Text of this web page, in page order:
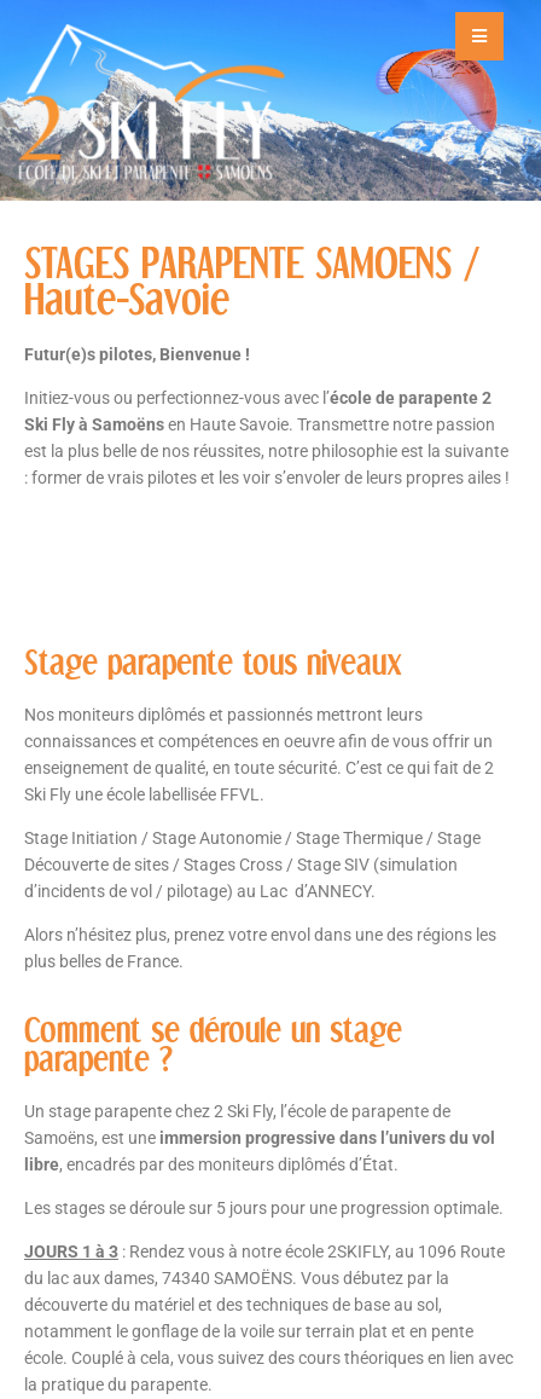
STAGES PARAPENTE SAMOENS /
Haute-Savoie
Futur(e)s pilotes, Bienvenue !
Initiez-vous ou perfectionnez-vous avec l’école de parapente 2
Ski Fly à Samoënsen Haute Savoie. Transmettre notre passion
est la plus belle de nos réussites, notre philosophie est la suivante
: former de vrais pilotes et les voir s’envoler de leurs propres ailes !
Stage parapente tous niveaux
Nos moniteurs diplômés et passionnés mettront leurs
connaissances et compétences en oeuvre afin de vous offrir un
enseignement de qualité, en toute sécurité. C’est ce qui fait de 2
Ski Fly une école labellisée FFVL.
Stage Initiation / Stage Autonomie / Stage Thermique / Stage
Découverte de sites / Stages Cross / Stage SIV (simulation
d’incidents de vol / pilotage) au Lac d’ANNECY.
Alors n’hésitez plus, prenez votre envol dans une des régions les
plus belles de France.
Comment se déroule un stage
parapente ?
Un stage parapente chez 2 Ski Fly, l’école de parapente de
Samoëns, est une immersion progressive dans l’univers du vol
libre, encadrés par des moniteurs diplômés d’État.
Les stages se déroule sur 5 jours pour une progression optimale.
JOURS 1 à 3 : Rendez vous à notre école 2SKIFLY, au 1096 Route
du lac aux dames, 74340 SAMOËNS. Vous débutez par la
découverte du matériel et des techniques de base au sol,
notamment le gonflage de la voile sur terrain plat et en pente
école. Couplé à cela, vous suivez des cours théoriques en lien avec
la pratique du parapente.